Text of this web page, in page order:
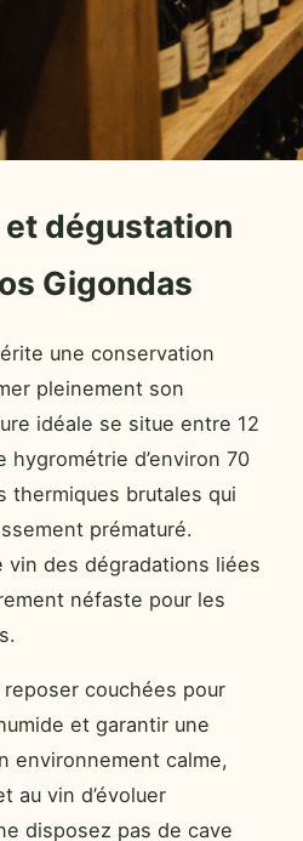
dégustation
Gigondas
une conservation
pleinement son
idéale se situe entre 12
hygrométrie d’environ 70
thermiques brutales qui
prématuré.
vin des dégradations liées
néfaste pour les
couchées pour
et garantir une
environnement calme,
au vin d’évoluer
disposez pas de cave